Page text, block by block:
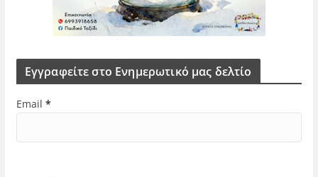
Εγγραφείτε στο Ενημερωτικό μας δελτίο
Email *